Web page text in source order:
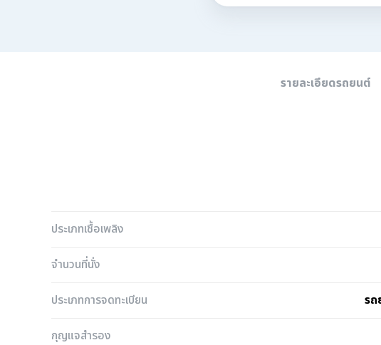
รายละเอียดรถยนต์
ประเภทเชื้อเพลิง
จำนวนที่นั่ง
ประเภทการจดทะเบียน ร
กุญแจสำรอง